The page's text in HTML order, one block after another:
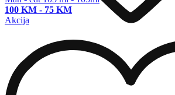
100 KM - 75 KM
Akcija